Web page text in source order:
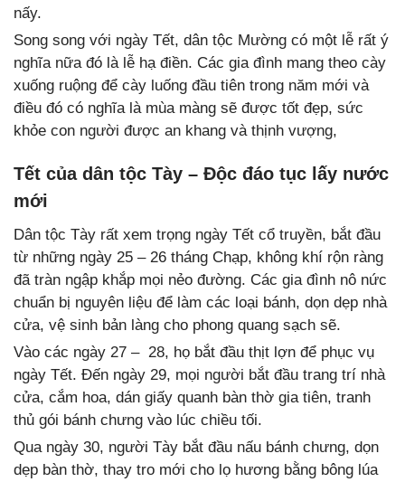
nấy.
Song song với ngày Tết, dân tộc Mường có một lễ rất ý
nghĩa nữa đó là lễ hạ điền. Các gia đình mang theo cày
xuống ruộng để cày luống đầu tiên trong năm mới và
điều đó có nghĩa là mùa màng sẽ được tốt đẹp, sức
khỏe con người được an khang và thịnh vượng,
Tết của dân tộc Tày – Độc đáo tục lấy nước
mới
Dân tộc Tày rất xem trọng ngày Tết cổ truyền, bắt đầu
từ những ngày 25 – 26 tháng Chạp, không khí rộn ràng
đã tràn ngập khắp mọi nẻo đường. Các gia đình nô nức
chuẩn bị nguyên liệu để làm các loại bánh, dọn dẹp nhà
cửa, vệ sinh bản làng cho phong quang sạch sẽ.
Vào các ngày 27 – 28, họ bắt đầu thịt lợn để phục vụ
ngày Tết. Đến ngày 29, mọi người bắt đầu trang trí nhà
cửa, cắm hoa, dán giấy quanh bàn thờ gia tiên, tranh
thủ gói bánh chưng vào lúc chiều tối.
Qua ngày 30, người Tày bắt đầu nấu bánh chưng, dọn
dẹp bàn thờ, thay tro mới cho lọ hương bằng bông lúa